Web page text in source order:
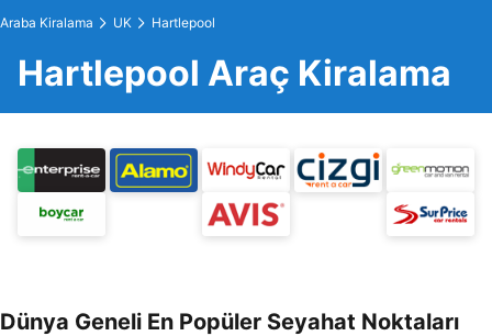
Araba Kiralama UK Hartlepool
Hartlepool Araç Kiralama
Dünya Geneli En Popüler Seyahat Noktaları